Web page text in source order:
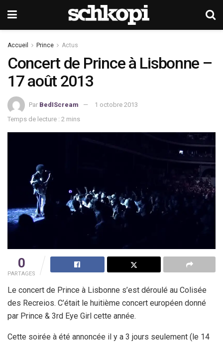
Accueil Prince Actus
Concert de Prince à Lisbonne –
17 août 2013
Par BedIScream
1 octobre 2013
Temps de lecture : 2 mins
0
PARTAGES
Le concert de Prince à Lisbonne s’est déroulé au Colisée
des Recreios. C’était le huitième concert européen donné
par Prince & 3rd Eye Girl cette année.
Cette soirée à été annoncée il y a 3 jours seulement (le 14